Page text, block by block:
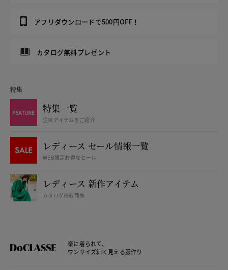
アプリダウンロードで500円OFF！
カタログ無料プレゼント
特集
特集一覧
注目アイテムをご紹介
レディース セール情報一覧
WEB限定お得なセール
レディース 新作アイテム
カタログ掲載商品
楽に着られて、
ワンサイズ細く見える服作り